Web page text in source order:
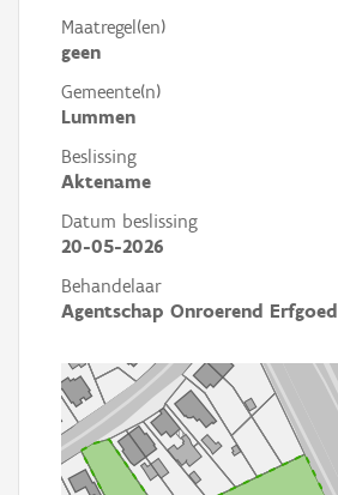
Maatregel(en)
geen
Gemeente(n)
Lummen
Beslissing
Aktename
Datum beslissing
20-05-2026
Behandelaar
Agentschap Onroerend Erfgoed